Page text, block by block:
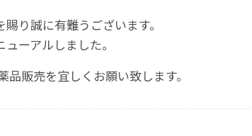
り誠に有難うございます。
ーアルしました。
販売を宜しくお願い致します。